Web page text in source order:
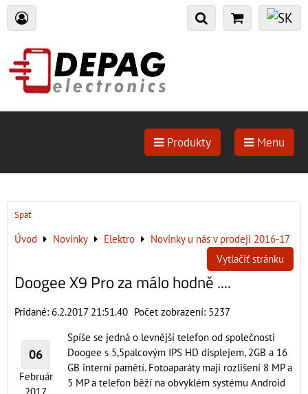
Produkty Menu
Späť
Úvod Novinky Elektro
Novinky u nás v prodeji 2016-17
Vytlačiť stránku
Doogee X9 Pro za málo hodně ....
Pridané: 6.2.2017 21:51.40 Počet zobrazení: 5237
06
Február
Spíše se jedná o levnější telefon od společnosti
Doogee s 5,5palcovým IPS HD displejem, 2GB a 16
GB interní pamětí. Fotoaparáty mají rozlišení 8 MP a
5 MP a telefon běží na obvyklém systému Android